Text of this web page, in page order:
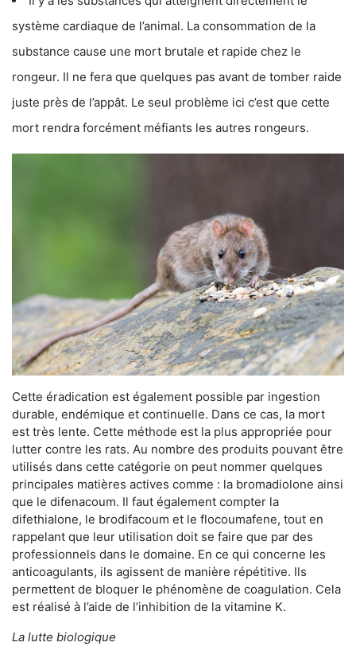
système cardiaque de l’animal. La consommation de la
substance cause une mort brutale et rapide chez le
rongeur. Il ne fera que quelques pas avant de tomber raide
juste près de l’appât. Le seul problème ici c’est que cette
mort rendra forcément méfiants les autres rongeurs.
Cette éradication est également possible par ingestion
durable, endémique et continuelle. Dans ce cas, la mort
est très lente. Cette méthode est la plus appropriée pour
lutter contre les rats. Au nombre des produits pouvant être
utilisés dans cette catégorie on peut nommer quelques
principales matières actives comme : la bromadiolone ainsi
que le difenacoum. Il faut également compter la
difethialone, le brodifacoum et le flocoumafene, tout en
rappelant que leur utilisation doit se faire que par des
professionnels dans le domaine. En ce qui concerne les
anticoagulants, ils agissent de manière répétitive. Ils
permettent de bloquer le phénomène de coagulation. Cela
est réalisé à l’aide de l’inhibition de la vitamine K.
La lutte biologique